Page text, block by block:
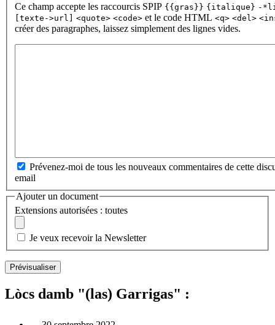
Ce champ accepte les raccourcis SPIP {{gras}} {italique} -
[texte->url] <quote> <code> et le code HTML <q> <del>
créer des paragraphes, laissez simplement des lignes vides.
Prévenez-moi de tous les nouveaux commentaires de cette
email
Ajouter un document
Extensions autorisées : toutes
Je veux recevoir la Newsletter
Lòcs damb "(las) Garrigas" :